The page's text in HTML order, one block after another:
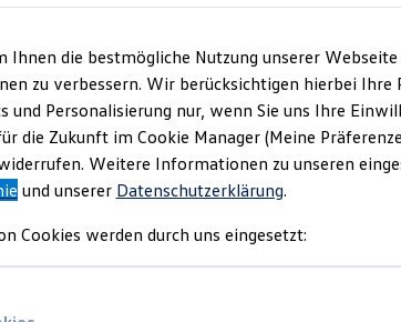
Ihnen die bestmögliche Nutzung unserer
zu verbessern. Wir berücksichtigen hierbei Ihre
Personalisierung nur, wenn Sie uns Ihre
die Zukunft im Cookie Manager (Meine
Weitere Informationen zu unseren
und unserer Datenschutzerklärung.
Cookies werden durch uns eingesetzt: